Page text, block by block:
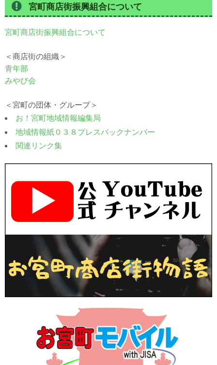
宮町商店街振興組合について
宮町商店街振興組合について
＜商店街の組織＞
青年部
みやび会
＜宮町の団体・グループ＞
お！宮町地域情報編集局
地域情報紙０３８プレスバックナンバー
関連リンク集